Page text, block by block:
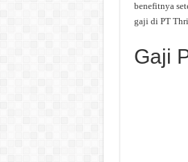
benefitnya
gaji di PT
Gaji